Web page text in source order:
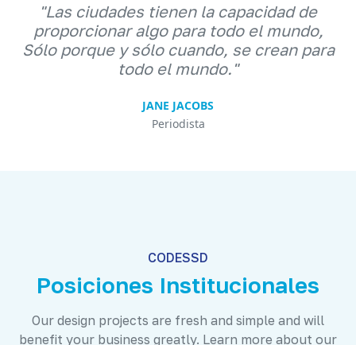
"Las ciudades tienen la capacidad de
proporcionar algo para todo el mundo,
Sólo porque y sólo cuando, se crean para
todo el mundo."
JANE JACOBS
Periodista
CODESSD
Posiciones Institucionales
Our design projects are fresh and simple and will
benefit your business greatly. Learn more about our